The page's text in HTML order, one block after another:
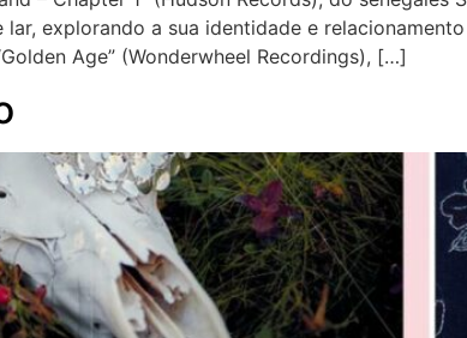
explorando a sua identidade e
Age” (Wonderwheel Recordings), […]